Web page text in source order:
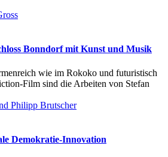
Bonndorf mit Kunst und Musik
wie im Rokoko und futuristisch
Film sind die Arbeiten von Stefan
Demokratie-Innovation